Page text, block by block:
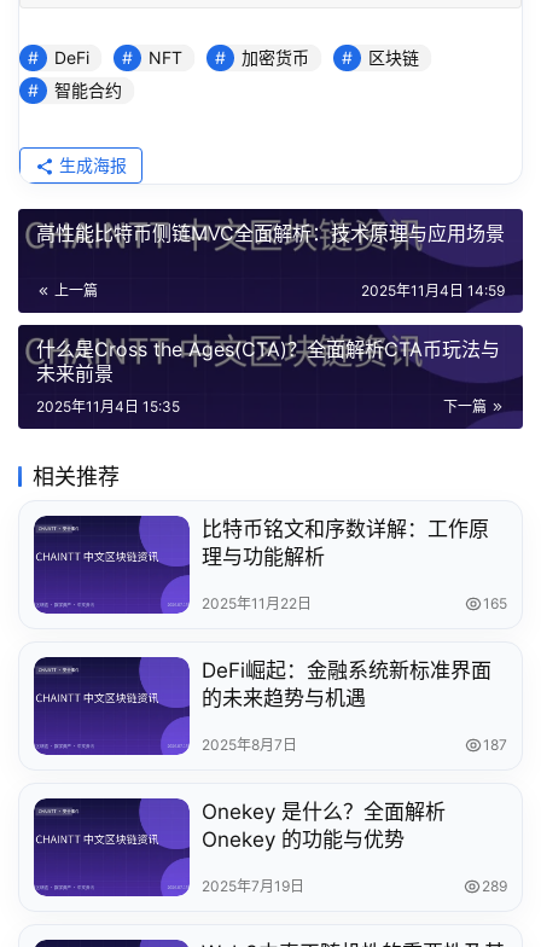
DeFi NFT 加密货币
区块链
智能合约
生成海报
高性能比特币侧链MVC全面解析：技术原理与应用场景
上一篇 2025年11月4日 14:59
什么是Cross the Ages(CTA)？全面解析CTA币玩法与
未来前景
下一篇
2025年11月4日 15:35
相关推荐
比特币铭文和序数详解：工作原
理与功能解析
2025年11月22日 165
DeFi崛起：金融系统新标准界面
的未来趋势与机遇
2025年8月7日 187
Onekey 是什么？全面解析
Onekey 的功能与优势
2025年7月19日 289